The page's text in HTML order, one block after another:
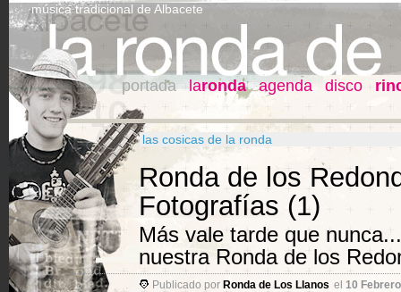
música tradicional de Albacete
portada laronda agenda disco
las cosicas de la ronda
Ronda de los
Fotografías (1)
Más vale tarde que
nuestra Ronda de los
Publicado por Ronda de Los Llanos el 10